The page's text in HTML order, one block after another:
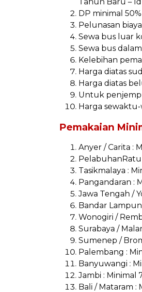
DP minimal 50%
Pelunasan
Sewa bus luar
Sewa bus
Kelebihan
Harga diatas
Harga diatas
Untuk
Harga
Pemakaian
Anyer / Carita :
PelabuhanRatu
Tasikmalaya :
Pangandaran :
Jawa Tengah /
Bandar
Wonogiri /
Surabaya /
Sumenep /
Palembang :
Banyuwangi :
Jambi : Minimal
Bali / Mataram :